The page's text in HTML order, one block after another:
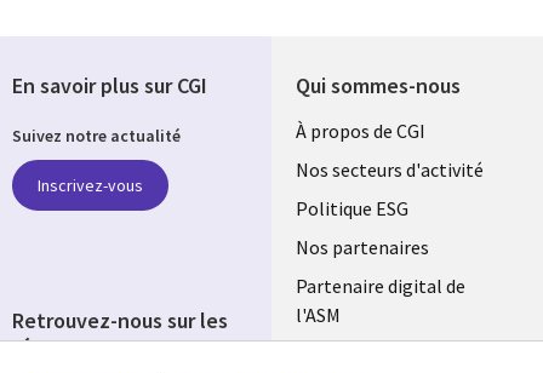
Qui sommes-nous
Useful
links
FRANCE
À propos de CGI
Nos secteurs d'activité
Politique ESG
Nos partenaires
Partenaire digital de
l'ASM
En savoir plus sur CGI
Suivez notre actualité
Inscrivez-vous
Retrouvez-nous sur les
réseaux